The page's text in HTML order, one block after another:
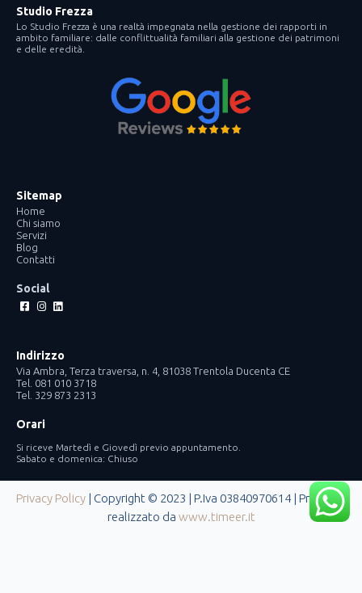
Studio Frezza
Lo Studio Frezza è una realtà impegnata nella gestione dei rapporti in
ambito familiare: dalle conflittualità familiari alla gestione dei patrimoni
e delle eredità.
Sitemap
Home
Chi siamo
Servizi
Blog
Contatti
Social
Facebook-
square
Instagram
Linkedin
Indirizzo
Via Ambra, Terza traversa, n. 4, 81038 Trentola Ducenta CE
Tel. 081 010 3718
Tel. 329 873 2313
Orari
Si riceve Martedì e Giovedì previo appuntamento.
Sabato e domenica: Chiuso
Privacy Policy| Copyright © 2023 | P.Iva 03840970614 | Progetto
realizzato da www.timeer.it